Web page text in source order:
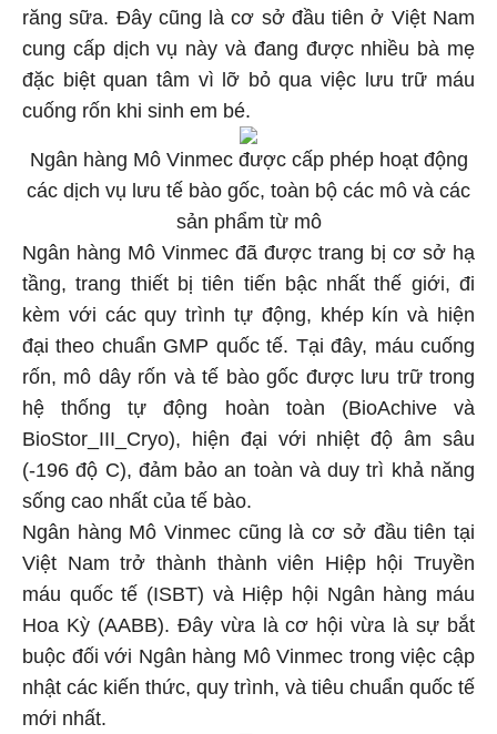
răng sữa. Đây cũng là cơ sở đầu tiên ở Việt Nam
cung cấp dịch vụ này và đang được nhiều bà mẹ
đặc biệt quan tâm vì lỡ bỏ qua việc lưu trữ máu
cuống rốn khi sinh em bé.
Ngân hàng Mô Vinmec được cấp phép hoạt động
các dịch vụ lưu tế bào gốc, toàn bộ các mô và các
sản phẩm từ mô
Ngân hàng Mô Vinmec đã được trang bị cơ sở hạ
tầng, trang thiết bị tiên tiến bậc nhất thế giới, đi
kèm với các quy trình tự động, khép kín và hiện
đại theo chuẩn GMP quốc tế. Tại đây, máu cuống
rốn, mô dây rốn và tế bào gốc được lưu trữ trong
hệ thống tự động hoàn toàn (BioAchive và
BioStor_III_Cryo), hiện đại với nhiệt độ âm sâu
(-196 độ C), đảm bảo an toàn và duy trì khả năng
sống cao nhất của tế bào.
Ngân hàng Mô Vinmec cũng là cơ sở đầu tiên tại
Việt Nam trở thành thành viên Hiệp hội Truyền
máu quốc tế (ISBT) và Hiệp hội Ngân hàng máu
Hoa Kỳ (AABB). Đây vừa là cơ hội vừa là sự bắt
buộc đối với Ngân hàng Mô Vinmec trong việc cập
nhật các kiến thức, quy trình, và tiêu chuẩn quốc tế
mới nhất.